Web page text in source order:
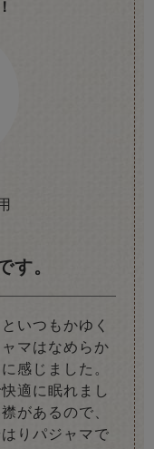
す。
いつもかゆく
マはなめらか
感じました。
適に眠れまし
があるので、
りパジャマで